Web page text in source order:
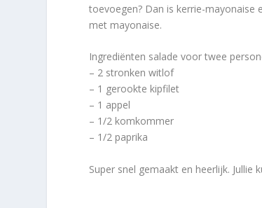
toevoegen? Dan is kerrie-
met mayonaise.
Ingrediënten salade voor twee
– 2 stronken witlof
– 1 gerookte kipfilet
– 1 appel
– 1/2 komkommer
– 1/2 paprika
Super snel gemaakt en heerlijk.